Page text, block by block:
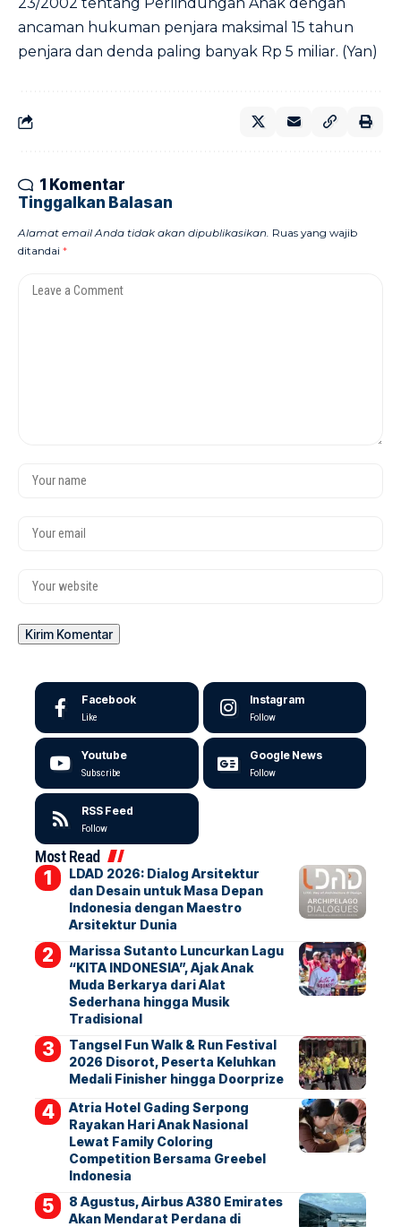
ancaman hukuman penjara maksimal 15 tahun
penjara dan denda paling banyak Rp 5 miliar. (Yan)
1 Komentar
Tinggalkan Balasan
Alamat email Anda tidak akan dipublikasikan. Ruas yang wajib
ditandai *
Facebook
Like
Instagram
Follow
Youtube
Subscribe
Google News
Follow
RSS Feed
Follow
Most Read
LDAD 2026: Dialog Arsitektur
dan Desain untuk Masa Depan
Indonesia dengan Maestro
Arsitektur Dunia
Marissa Sutanto Luncurkan Lagu
“KITA INDONESIA”, Ajak Anak
Muda Berkarya dari Alat
Sederhana hingga Musik
Tradisional
Tangsel Fun Walk & Run Festival
2026 Disorot, Peserta Keluhkan
Medali Finisher hingga Doorprize
Atria Hotel Gading Serpong
Rayakan Hari Anak Nasional
Lewat Family Coloring
Competition Bersama Greebel
Indonesia
8 Agustus, Airbus A380 Emirates
Akan Mendarat Perdana di